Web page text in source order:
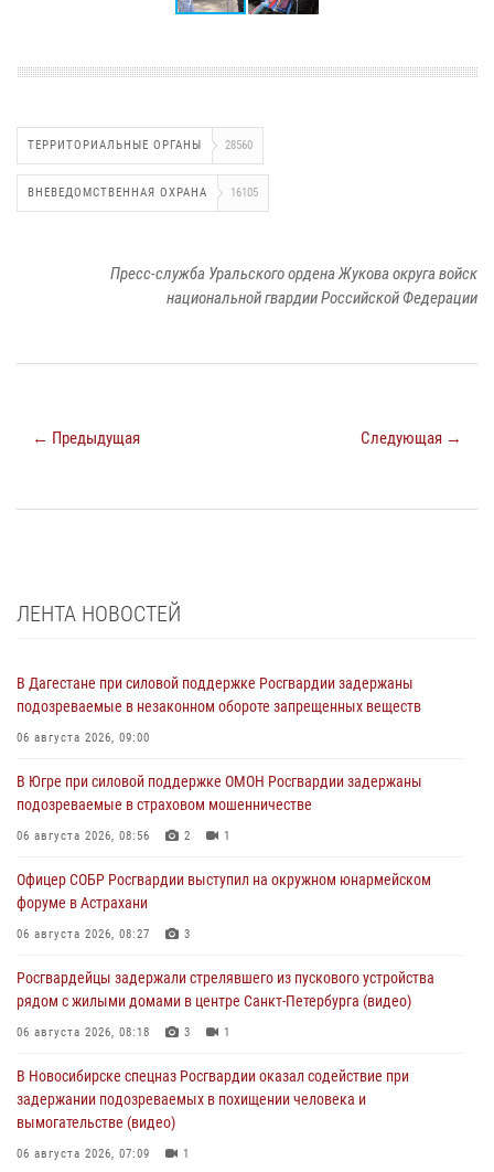
ТЕРРИТОРИАЛЬНЫЕ ОРГАНЫ 28560
ВНЕВЕДОМСТВЕННАЯ ОХРАНА 16105
Пресс-служба Уральского ордена Жукова округа войск
национальной гвардии Российской Федерации
← Предыдущая Следующая →
ЛЕНТА НОВОСТЕЙ
В Дагестане при силовой поддержке Росгвардии задержаны
подозреваемые в незаконном обороте запрещенных веществ
06 августа 2026, 09:00
В Югре при силовой поддержке ОМОН Росгвардии задержаны
подозреваемые в страховом мошенничестве
06 августа 2026, 08:56 2 1
Офицер СОБР Росгвардии выступил на окружном юнармейском
форуме в Астрахани
06 августа 2026, 08:27 3
Росгвардейцы задержали стрелявшего из пускового устройства
рядом с жилыми домами в центре Санкт-Петербурга (видео)
06 августа 2026, 08:18 3 1
В Новосибирске спецназ Росгвардии оказал содействие при
задержании подозреваемых в похищении человека и
вымогательстве (видео)
06 августа 2026, 07:09 1